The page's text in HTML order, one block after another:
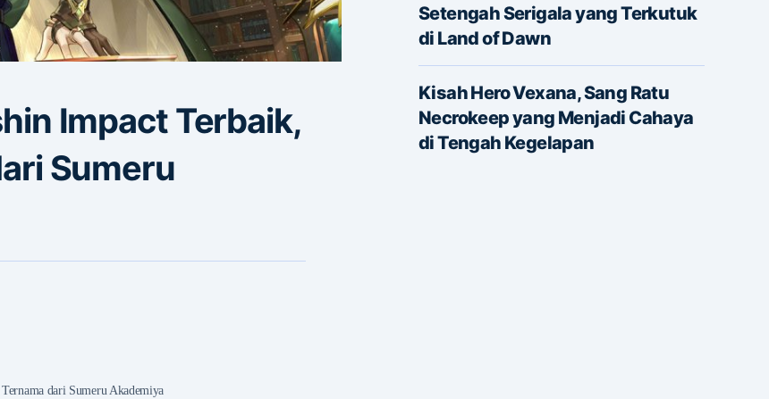
Impact Terbaik,
Sumeru
dari Sumeru Akademiya
Setengah Serigala yang Terkutuk
di Land of Dawn
Kisah Hero Vexana, Sang Ratu
Necrokeep yang Menjadi Cahaya
di Tengah Kegelapan